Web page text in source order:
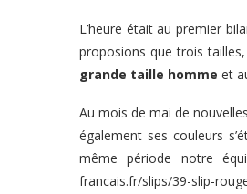
L’heure était au premier
proposions que trois
grande taille homme et
Au mois de mai de
également ses couleurs
même période notre
francais.fr/slips/39-slip-